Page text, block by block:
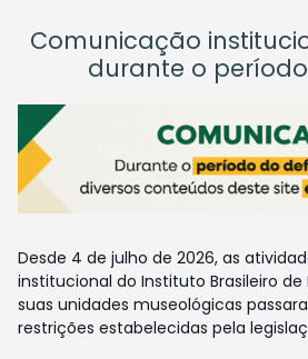
Comunicação
durante o
Desde 4 de julho de 2026, as
institucional do Instituto Brasileiro de
suas unidades museológicas
restrições estabelecidas pela